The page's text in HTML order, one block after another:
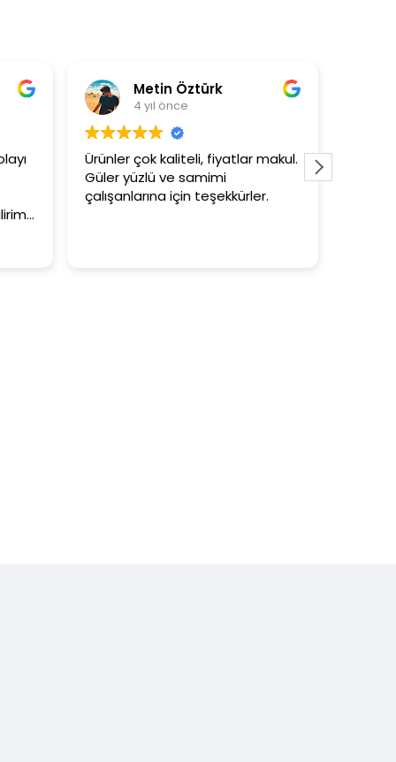
Metin Öztürk
4 yıl önce
Ürünler çok kaliteli, fiyatlar makul.
Güler yüzlü ve samimi
çalışanlarına için teşekkürler.
3+1 evin
tutar